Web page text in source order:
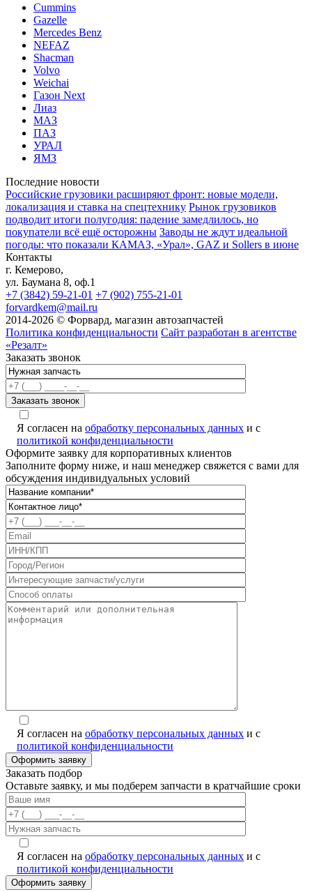
Cummins
Gazelle
Mercedes Benz
NEFAZ
Shacman
Volvo
Weichai
Газон Next
Лиаз
МАЗ
ПАЗ
УРАЛ
ЯМЗ
Последние новости
Российские грузовики расширяют фронт: новые модели,
локализация и ставка на спецтехнику Рынок грузовиков
подводит итоги полугодия: падение замедлилось, но
покупатели всё ещё осторожны Заводы не ждут идеальной
погоды: что показали КАМАЗ, «Урал», GAZ и Sollers в июне
Контакты
г. Кемерово,
ул. Баумана 8, оф.1
+7 (3842) 59-21-01 +7 (902) 755-21-01
forvardkem@mail.ru
2014-2026 © Форвард, магазин автозапчастей
Политика конфиденциальности Сайт разработан в агентстве
«Резалт»
Заказать звонок
Я согласен на обработку персональных данных и с
политикой конфиденциальности
Оформите заявку для корпоративных клиентов
Заполните форму ниже, и наш менеджер свяжется с вами для
обсуждения индивидуальных условий
Я согласен на обработку персональных данных и с
политикой конфиденциальности
Заказать подбор
Оставьте заявку, и мы подберем запчасти в кратчайшие сроки
Я согласен на обработку персональных данных и с
политикой конфиденциальности